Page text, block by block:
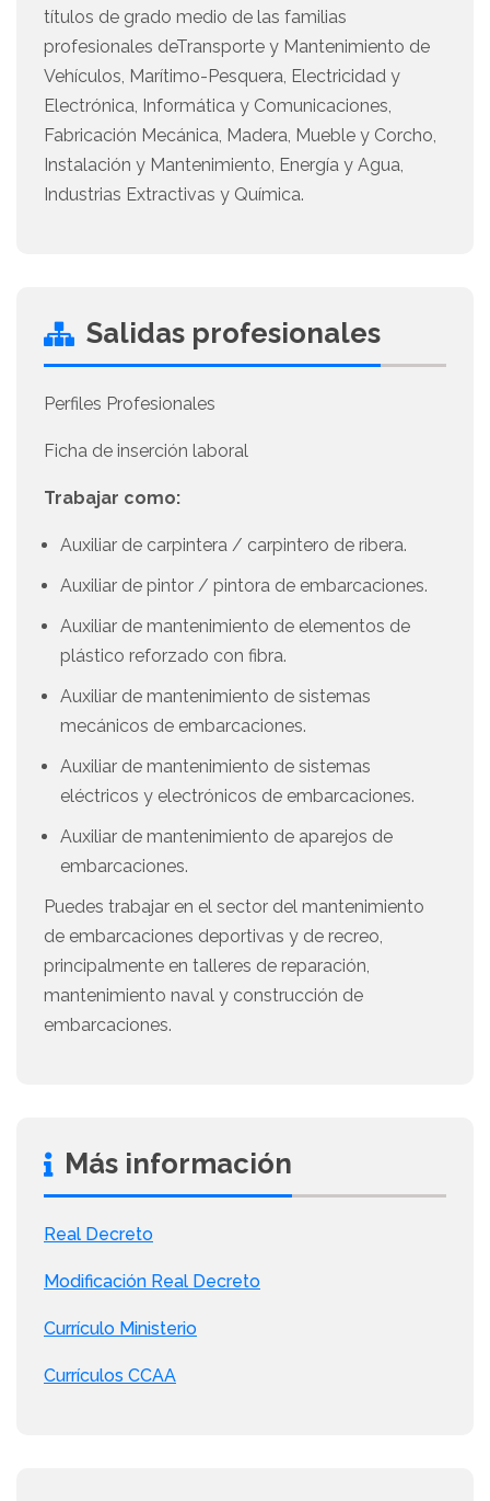
títulos de grado medio de las familias
profesionales deTransporte y Mantenimiento de
Vehículos, Marítimo-Pesquera, Electricidad y
Electrónica, Informática y Comunicaciones,
Fabricación Mecánica, Madera, Mueble y Corcho,
Instalación y Mantenimiento, Energía y Agua,
Industrias Extractivas y Química.
Salidas profesionales
Perfiles Profesionales
Ficha de inserción laboral
Trabajar como:
Auxiliar de carpintera / carpintero de ribera.
Auxiliar de pintor / pintora de embarcaciones.
Auxiliar de mantenimiento de elementos de
plástico reforzado con fibra.
Auxiliar de mantenimiento de sistemas
mecánicos de embarcaciones.
Auxiliar de mantenimiento de sistemas
eléctricos y electrónicos de embarcaciones.
Auxiliar de mantenimiento de aparejos de
embarcaciones.
Puedes trabajar en el sector del mantenimiento
de embarcaciones deportivas y de recreo,
principalmente en talleres de reparación,
mantenimiento naval y construcción de
embarcaciones.
Más información
Real Decreto
Modificación Real Decreto
Currículo Ministerio
Currículos CCAA